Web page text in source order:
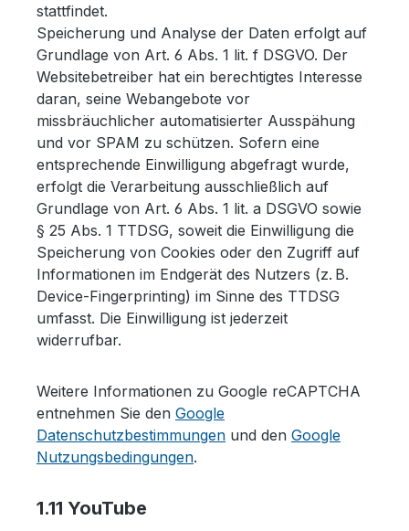
stattfindet.
Speicherung und Analyse der Daten erfolgt auf
Grundlage von Art. 6 Abs. 1 lit. f DSGVO. Der
Websitebetreiber hat ein berechtigtes Interesse
daran, seine Webangebote vor
missbräuchlicher automatisierter Ausspähung
und vor SPAM zu schützen. Sofern eine
entsprechende Einwilligung abgefragt wurde,
erfolgt die Verarbeitung ausschließlich auf
Grundlage von Art. 6 Abs. 1 lit. a DSGVO sowie
§ 25 Abs. 1 TTDSG, soweit die Einwilligung die
Speicherung von Cookies oder den Zugriff auf
Informationen im Endgerät des Nutzers (z. B.
Device-Fingerprinting) im Sinne des TTDSG
umfasst. Die Einwilligung ist jederzeit
widerrufbar.
Weitere Informationen zu Google reCAPTCHA
entnehmen Sie den Google
Datenschutzbestimmungen und den Google
Nutzungsbedingungen.
1.11 YouTube